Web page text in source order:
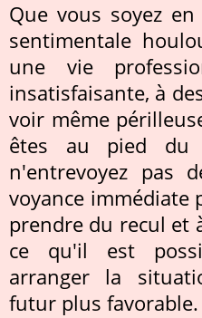
Que vous soyez
sentimentale
une vie
insatisfaisante, à
voir même
êtes au pied
n'entrevoyez pas
voyance immédiate
prendre du recul et
ce qu'il est
arranger la
futur plus favorable.